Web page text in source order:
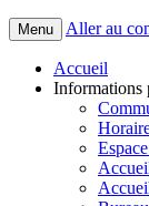
Menu Aller au
Accueil
Informations